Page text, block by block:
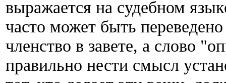
выражается на судебном
часто может быть
членство в завете, а слово
правильно нести смысл